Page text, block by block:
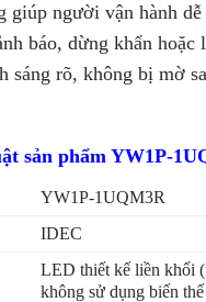
giúp người vận hành dễ
báo, dừng khẩn hoặc
sáng rõ, không bị mờ
sản phẩm YW1P-
YW1P-1UQM3R
IDEC
LED thiết kế liền khối
không sử dụng biến thế